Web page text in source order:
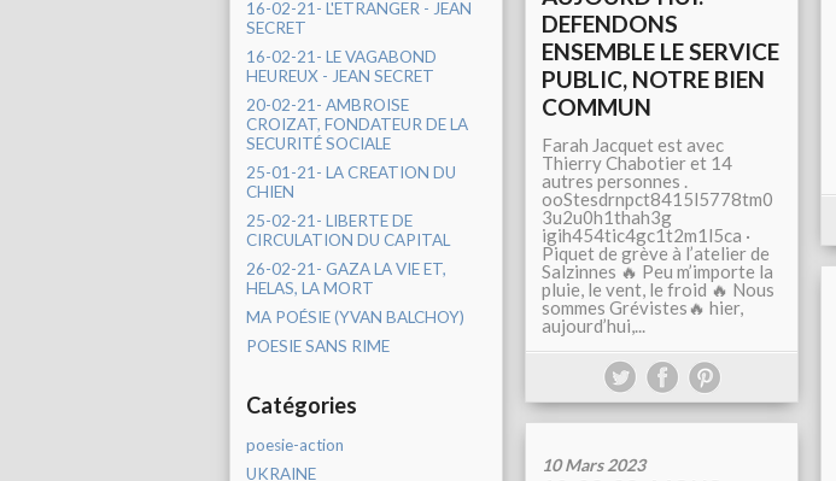
16-02-21- L'ETRANGER - JEAN
SECRET
16-02-21- LE VAGABOND
HEUREUX - JEAN SECRET
20-02-21- AMBROISE
CROIZAT, FONDATEUR DE LA
SECURITÉ SOCIALE
25-01-21- LA CREATION DU
CHIEN
25-02-21- LIBERTE DE
CIRCULATION DU CAPITAL
26-02-21- GAZA LA VIE ET,
HELAS, LA MORT
MA POÉSIE (YVAN BALCHOY)
POESIE SANS RIME
Catégories
poesie-action
UKRAINE
DEFENDONS
ENSEMBLE LE SERVICE
PUBLIC, NOTRE BIEN
COMMUN
Farah Jacquet est avec
Thierry Chabotier et 14
autres personnes .
ooStesdrnpct8415l5778tm0
3u2u0h1thah3g
igih454tic4gc1t2m1l5ca ·
Piquet de grève à l’atelier de
Salzinnes 🔥 Peu m’importe la
pluie, le vent, le froid 🔥 Nous
sommes Grévistes🔥 hier,
aujourd’hui,...
10 Mars 2023